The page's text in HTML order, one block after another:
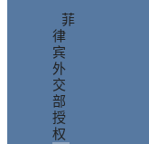
菲
律
宾
外
交
部
授
权